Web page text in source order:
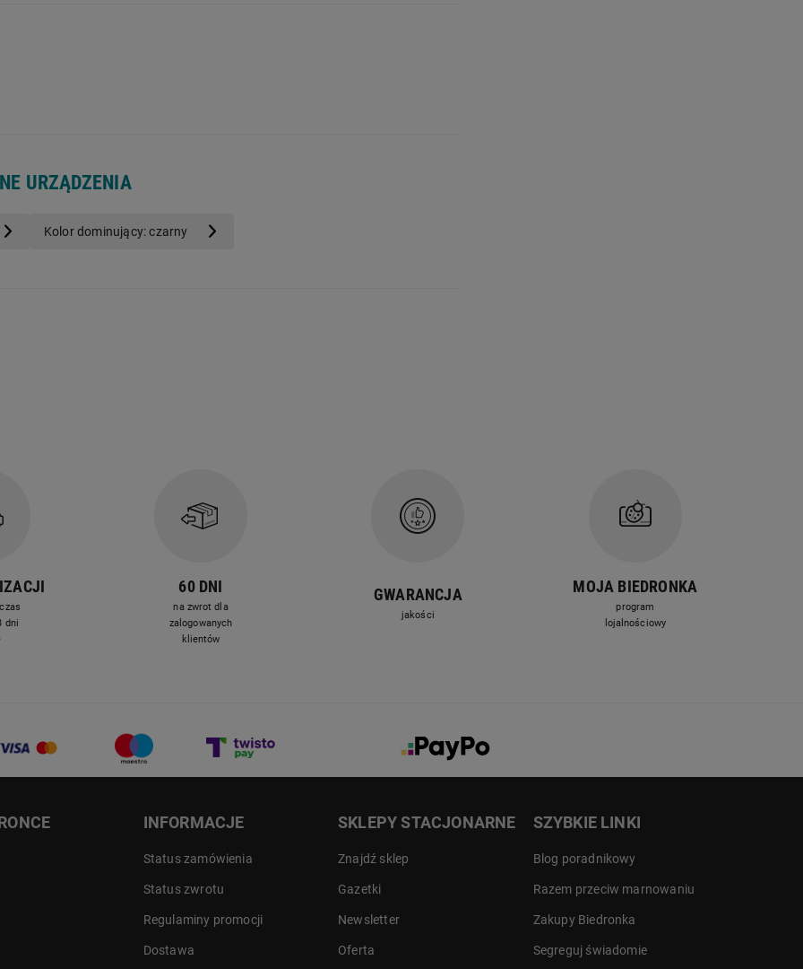
URZĄDZENIA
Kolor dominujący: czarny
dni
60 DNI
na zwrot dla
zalogowanych
klientów
GWARANCJA
jakości
MOJA BIEDRONKA
program
lojalnościowy
INFORMACJE
Status zamówienia
Status zwrotu
Regulaminy promocji
Dostawa
SKLEPY STACJONARNE
Znajdź sklep
Gazetki
Newsletter
Oferta
SZYBKIE LINKI
Blog poradnikowy
Razem przeciw marnowaniu
Zakupy Biedronka
Segreguj świadomie